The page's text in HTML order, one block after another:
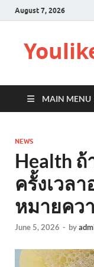
August 7, 2026
MAIN MENU
NEWS
Health
ครั้งเวล
หมายคว
June 5, 2026 - by